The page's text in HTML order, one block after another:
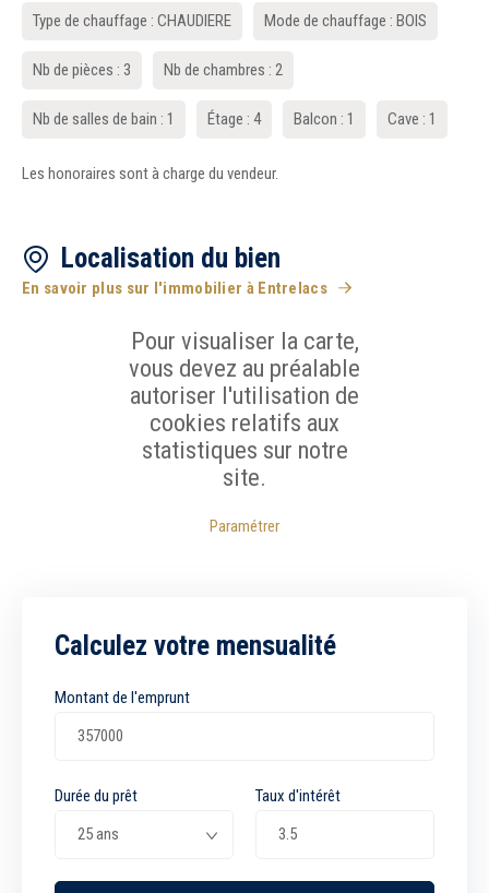
Type de chauffage : CHAUDIERE Mode de chauffage : BOIS
Nb de pièces : 3 Nb de chambres : 2
Nb de salles de bain : 1 Étage : 4 Balcon : 1 Cave : 1
Les honoraires sont à charge du vendeur.
Localisation du bien
En savoir plus sur l'immobilier à Entrelacs
Pour visualiser la carte,
vous devez au préalable
autoriser l'utilisation de
cookies relatifs aux
statistiques sur notre
site.
Paramétrer
Calculez votre mensualité
Montant de l'emprunt
Durée du prêt Taux d'intérêt